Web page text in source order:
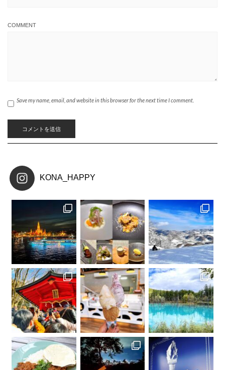
COMMENT
Save my name, email, and website in this browser for the next time I comment.
KONA_HAPPY